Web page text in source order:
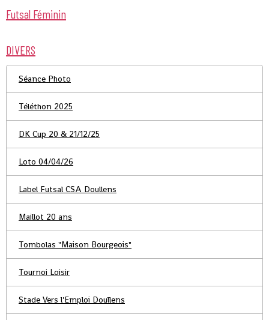
Futsal Féminin
DIVERS
Séance Photo
Téléthon 2025
DK Cup 20 & 21/12/25
Loto 04/04/26
Label Futsal CSA Doullens
Maillot 20 ans
Tombolas "Maison Bourgeois"
Tournoi Loisir
Stade Vers l'Emploi Doullens